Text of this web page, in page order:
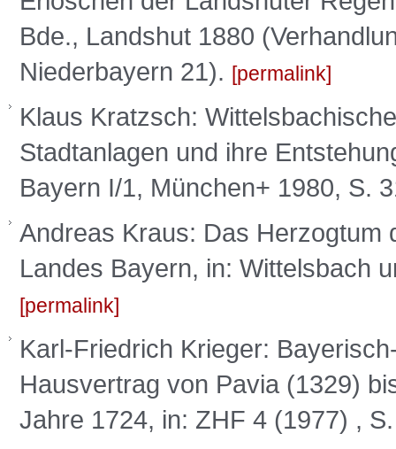
Bde., Landshut 1880
Niederbayern 21).
permalink
Klaus Kratzsch:
Stadtanlagen und ihre
Bayern I/1, München+ 1980, S.
Andreas Kraus: Das Herzogtum
Landes Bayern, in: Wittelsbach
permalink
Karl-Friedrich Krieger:
Hausvertrag von Pavia (1329)
Jahre 1724, in: ZHF 4 (1977) ,